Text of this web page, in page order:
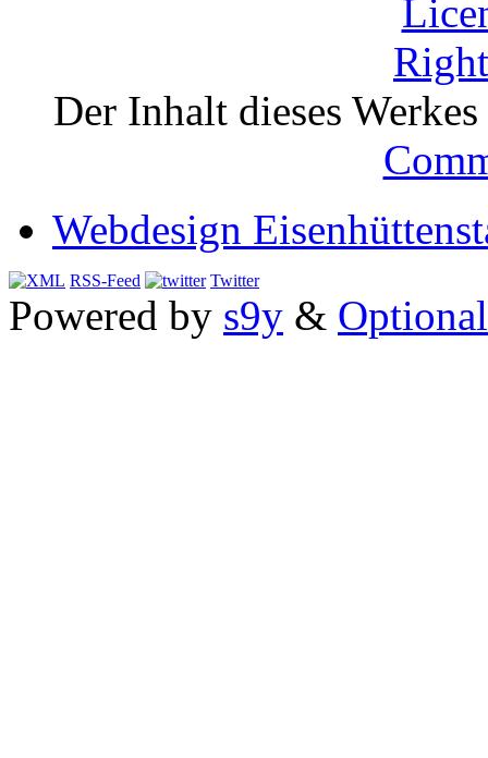
Der Inhalt dieses
Webdesign
RSS-Feed Twitter
Powered by s9y &